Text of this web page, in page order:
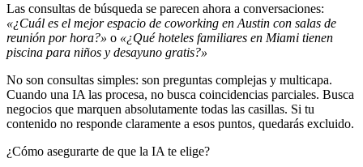
Las consultas de búsqueda se parecen ahora a conversaciones:
«¿Cuál es el mejor espacio de coworking en Austin con salas de
reunión por hora?» o «¿Qué hoteles familiares en Miami tienen
piscina para niños y desayuno gratis?»
No son consultas simples: son preguntas complejas y multicapa.
Cuando una IA las procesa, no busca coincidencias parciales. Busca
negocios que marquen absolutamente todas las casillas. Si tu
contenido no responde claramente a esos puntos, quedarás excluido.
¿Cómo asegurarte de que la IA te elige?